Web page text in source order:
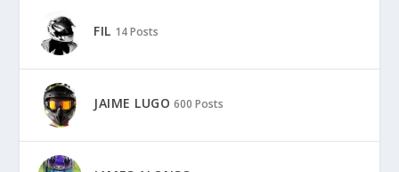
FIL 14 Posts
JAIME LUGO 600 Posts